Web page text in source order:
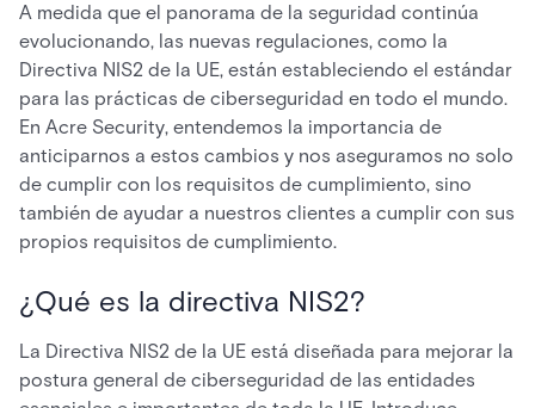
A medida que el panorama de la seguridad continúa
evolucionando, las nuevas regulaciones, como la
Directiva NIS2 de la UE, están estableciendo el estándar
para las prácticas de ciberseguridad en todo el mundo.
En Acre Security, entendemos la importancia de
anticiparnos a estos cambios y nos aseguramos no solo
de cumplir con los requisitos de cumplimiento, sino
también de ayudar a nuestros clientes a cumplir con sus
propios requisitos de cumplimiento.
¿Qué es la directiva NIS2?
La Directiva NIS2 de la UE está diseñada para mejorar la
postura general de ciberseguridad de las entidades